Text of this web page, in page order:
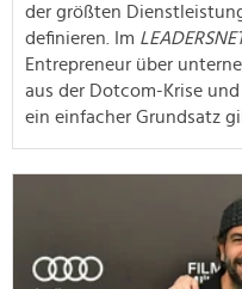
der größten
definieren. Im
Entrepreneur über
aus der Dotcom-Krise
ein einfacher Grundsatz